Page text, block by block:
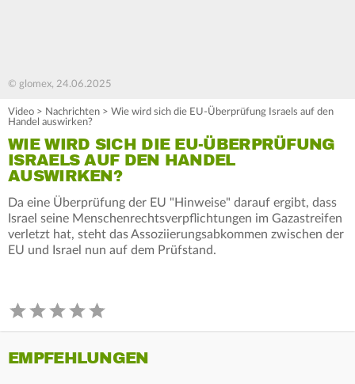
© glomex, 24.06.2025
Video > Nachrichten > Wie wird sich die EU-Überprüfung Israels auf den
Handel auswirken?
WIE WIRD SICH DIE EU-ÜBERPRÜFUNG
ISRAELS AUF DEN HANDEL
AUSWIRKEN?
Da eine Überprüfung der EU "Hinweise" darauf ergibt, dass
Israel seine Menschenrechtsverpflichtungen im Gazastreifen
verletzt hat, steht das Assoziierungsabkommen zwischen der
EU und Israel nun auf dem Prüfstand.
EMPFEHLUNGEN